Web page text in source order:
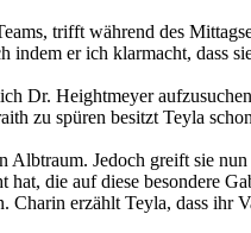
trifft während des
indem er ich klarmacht,
Dr. Heightmeyer
zu spüren besitzt Teyla
Jedoch greift sie
hat, die auf diese besondere
Charin erzählt Teyla, dass ihr